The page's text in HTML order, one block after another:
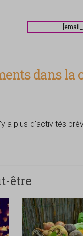
dans la
a plus d'activités
être